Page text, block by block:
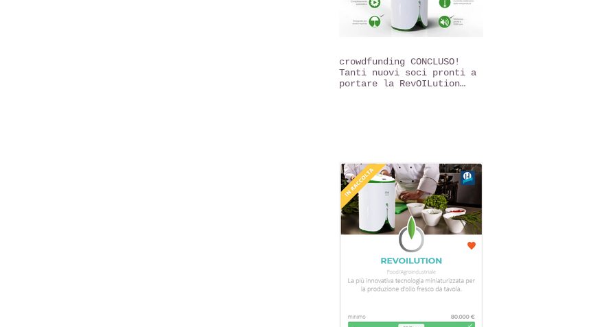
crowdfunding CONCLUSO!
Tanti nuovi soci pronti a
portare la RevOILution